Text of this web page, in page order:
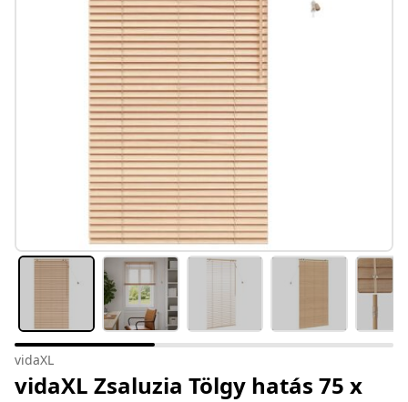
vidaXL
vidaXL Zsaluzia Tölgy hatás 75 x